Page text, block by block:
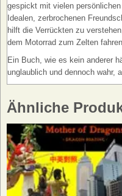
gespickt mit vielen
Idealen, zerbrochenen
hilft die Verrückten zu
dem Motorrad zum Zelten fahren.
Ein Buch, wie es kein anderer
unglaublich und dennoch wahr,
Ähnliche